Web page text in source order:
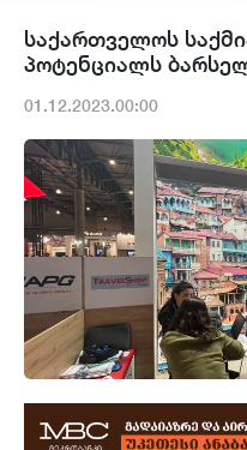
საქართველოს
პოტენციალს
01.12.2023.00:00